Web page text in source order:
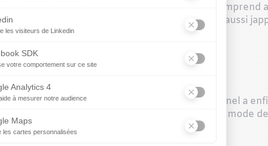
il lèche les mains de son humaine. Celle-ci comprend
sur Chanel afin qu’elle reste au sol. Il peut aussi
tout de même moins long qu’au Québec, Chanel a
à apprendre à le connaître et comprendre son mode